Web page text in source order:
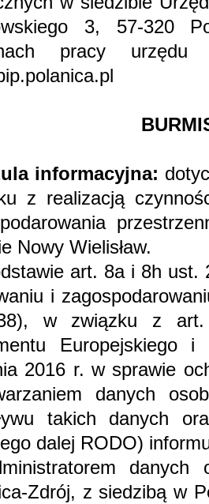
3, 57-320
pracy
informacyjna:
z realizacją
Nowy Wielisław.
art. 8a i 8h
i
w związku z
2016 r. w sprawie
danych
takich danych
dalej RODO)
danych
Zdrój, z siedzibą w